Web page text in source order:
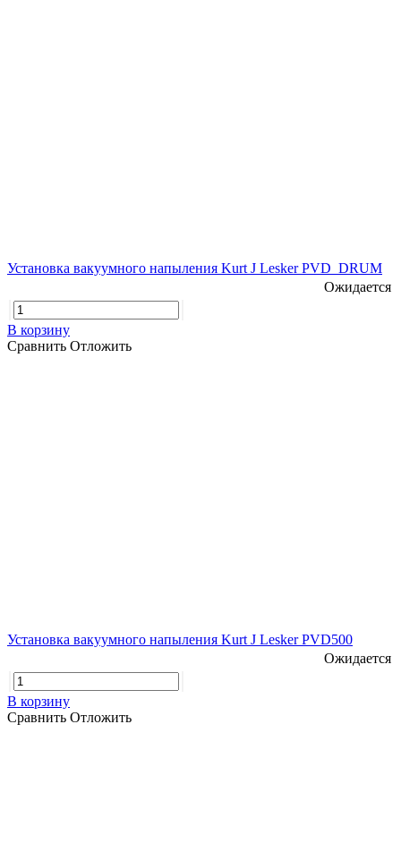
Установка вакуумного напыления Kurt J Lesker PVD_DRUM
Ожидается
В корзину
Сравнить Отложить
Установка вакуумного напыления Kurt J Lesker PVD500
Ожидается
В корзину
Сравнить Отложить